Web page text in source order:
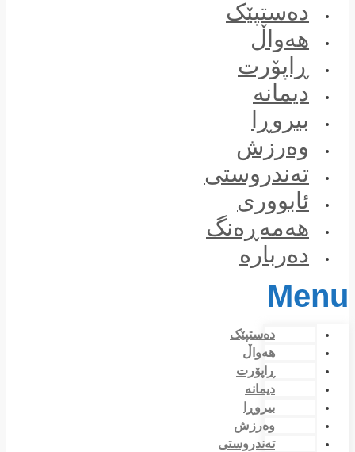
دەستپێک
هەواڵ
ڕاپۆرت
دیمانە
بیروڕا
وەرزش
تەندروستی
ئابووری
هەمەڕەنگ
دەربارە
Menu
دەستپێک
هەواڵ
ڕاپۆرت
دیمانە
بیروڕا
وەرزش
تەندروستی